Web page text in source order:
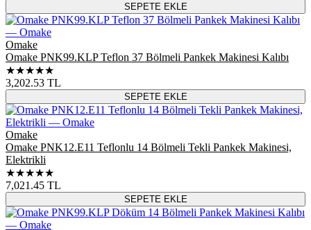
SEPETE EKLE
Omake
Omake PNK99.KLP Teflon 37 Bölmeli Pankek Makinesi Kalıbı
★★★★★
3,202.53 TL
SEPETE EKLE
Omake
Omake PNK12.E11 Teflonlu 14 Bölmeli Tekli Pankek Makinesi,
Elektrikli
★★★★★
7,021.45 TL
SEPETE EKLE